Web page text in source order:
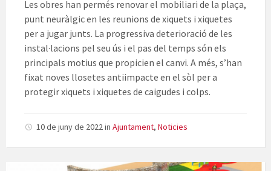
Les obres han permés renovar el mobiliari de la plaça,
punt neuràlgic en les reunions de xiquets i xiquetes
per a jugar junts. La progressiva deterioració de les
instal·lacions pel seu ús i el pas del temps són els
principals motius que propicien el canvi. A més, s’han
fixat noves llosetes antiimpacte en el sòl per a
protegir xiquets i xiquetes de caigudes i colps.
10 de juny de 2022in Ajuntament, Noticies